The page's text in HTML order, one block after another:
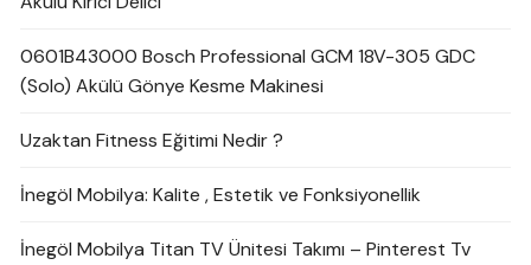
0601B43000 Bosch Professional GCM 18V-305 GDC
(Solo) Akülü Gönye Kesme Makinesi
Uzaktan Fitness Eğitimi Nedir ?
İnegöl Mobilya: Kalite , Estetik ve Fonksiyonellik
İnegöl Mobilya Titan TV Ünitesi Takımı – Pinterest Tv